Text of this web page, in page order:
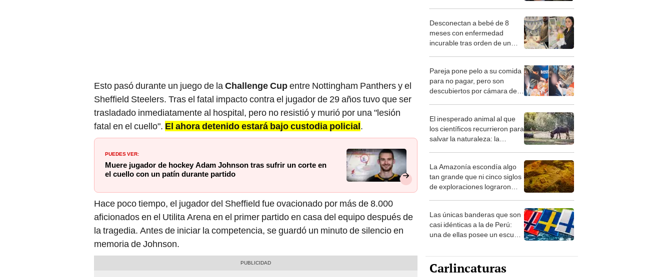
Sheffield Steelers. Tras el fatal impacto contra el jugador de 29 años tuvo que ser
trasladado inmediatamente al hospital, pero no resistió y murió por una "lesión
fatal en el cuello".El ahora detenido estará bajo custodia policial.
Muere jugador de hockey Adam Johnson tras sufrir un corte en
el cuello con un patín durante partido
Hace poco tiempo, el jugador del Sheffield fue ovacionado por más de 8.000
aficionados en el Utilita Arena en el primer partido en casa del equipo después de
la tragedia. Antes de iniciar la competencia, se guardó un minuto de silencio en
memoria de Johnson.
meses con enfermedad
incurable tras orden de un
Tribunal en Reino Unido
para no pagar, pero son
descubiertos por cámara de
seguridad: “Viejo truco”
los científicos recurrieron para
salvar la naturaleza: la
reintroducción de un asno
más vida
tan grande que ni cinco siglos
de exploraciones lograron
encontrarlo: el hallazgo
casi idénticas a la de Perú:
una de ellas posee un escudo
muy similar
Carlincaturas